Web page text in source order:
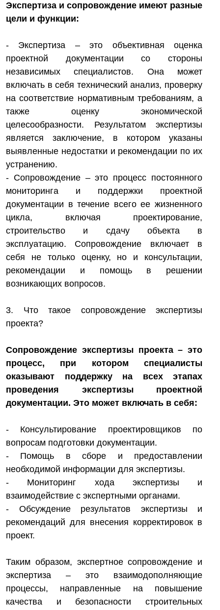
Экспертиза и сопровождение имеют разные
цели и функции:
- Экспертиза – это объективная оценка
проектной документации со стороны
независимых специалистов. Она может
включать в себя технический анализ, проверку
на соответствие нормативным требованиям, а
также оценку экономической
целесообразности. Результатом экспертизы
является заключение, в котором указаны
выявленные недостатки и рекомендации по их
устранению.
- Сопровождение – это процесс постоянного
мониторинга и поддержки проектной
документации в течение всего ее жизненного
цикла, включая проектирование,
строительство и сдачу объекта в
эксплуатацию. Сопровождение включает в
себя не только оценку, но и консультации,
рекомендации и помощь в решении
возникающих вопросов.
3. Что такое сопровождение экспертизы
проекта?
Сопровождение экспертизы проекта – это
процесс, при котором специалисты
оказывают поддержку на всех этапах
проведения экспертизы проектной
документации. Это может включать в себя:
- Консультирование проектировщиков по
вопросам подготовки документации.
- Помощь в сборе и предоставлении
необходимой информации для экспертизы.
- Мониторинг хода экспертизы и
взаимодействие с экспертными органами.
- Обсуждение результатов экспертизы и
рекомендаций для внесения корректировок в
проект.
Таким образом, экспертное сопровождение и
экспертиза – это взаимодополняющие
процессы, направленные на повышение
качества и безопасности строительных